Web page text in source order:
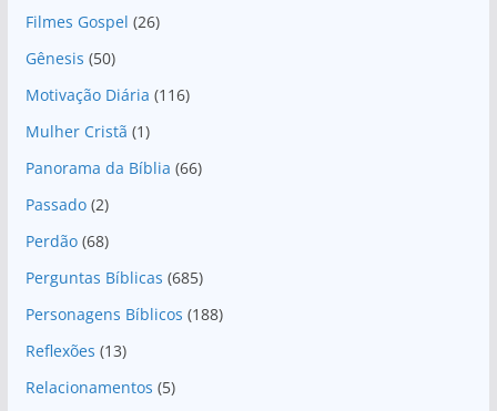
Filmes Gospel (26)
Gênesis (50)
Motivação Diária (116)
Mulher Cristã (1)
Panorama da Bíblia (66)
Passado(2)
Perdão(68)
Perguntas Bíblicas (685)
Personagens Bíblicos (188)
Reflexões (13)
Relacionamentos (5)